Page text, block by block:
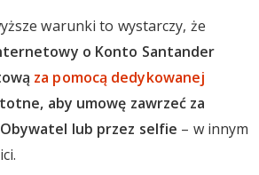
warunki to wystarczy, że
o Konto Santander
za pomocą dedykowanej
aby umowę zawrzeć za
lub przez selfie – w innym